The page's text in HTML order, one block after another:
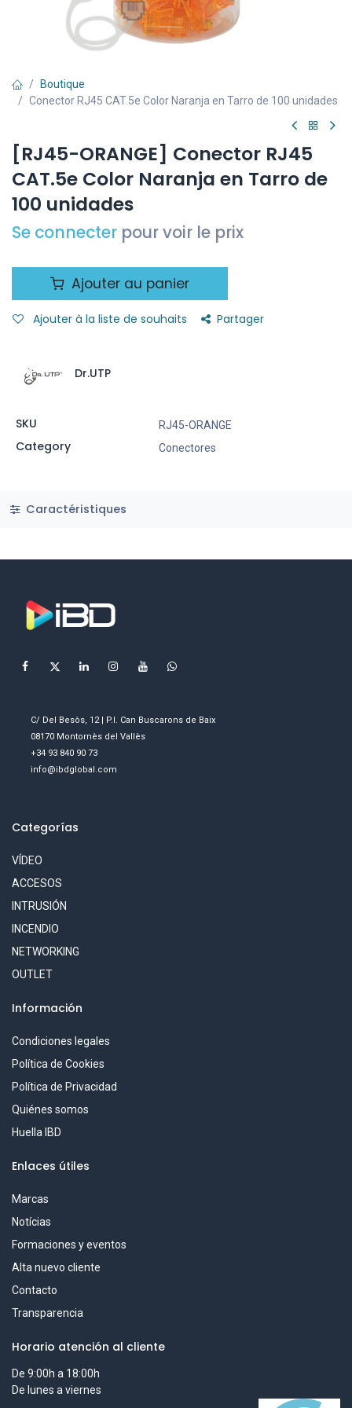
Boutique
Conector RJ45 CAT.5e Color Naranja en Tarro de 100 unidades
[RJ45-ORANGE] Conector RJ45
CAT.5e Color Naranja en Tarro de
100 unidades
Se connecter pour voir le prix
Ajouter au panier
Ajouter à la liste de souhaits Partager
Dr.UTP
SKU RJ45-ORANGE
Category Conectores
Caractéristiques
C/ Del Besòs, 12 | P.I. Can Buscarons de Baix
08170 Montornès del Vallès
+34 93 840 90 73
info@ibdglobal.com
Categorías
VÍDEO
ACCESOS
INTRUSIÓN
INCENDIO
NETWORKING
OUTLET
Información
Condiciones legales
Política de Cookies
Política de Privacidad
Quiénes somos
Huella IBD
Enlaces útiles
Marcas
Notícias
Formaciones y eventos
Alta nuevo cliente
Contacto
Transparencia
Horario atención al cliente
De 9:00h a 18:00h
De lunes a viernes